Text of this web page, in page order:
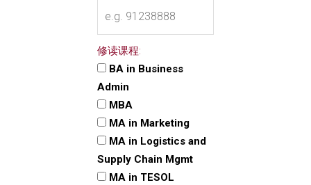
修读课程:
BA in Business
Admin
MBA
MA in Marketing
MA in Logistics and
Supply Chain Mgmt
MA in TESOL